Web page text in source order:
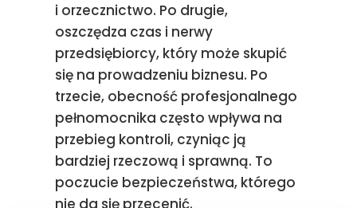
i orzecznictwo. Po drugie,
oszczędza czas i nerwy
przedsiębiorcy, który może skupić
się na prowadzeniu biznesu. Po
trzecie, obecność profesjonalnego
pełnomocnika często wpływa na
przebieg kontroli, czyniąc ją
bardziej rzeczową i sprawną. To
poczucie bezpieczeństwa, którego
nie da się przecenić.